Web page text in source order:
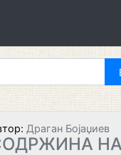
Драган Бојаџиев